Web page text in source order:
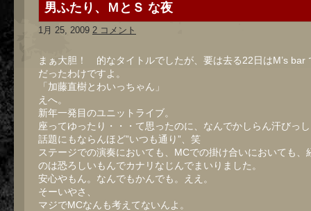
男ふたり、ＭとＳ な夜
1月 25, 2009 2 コメント
まぁ大胆！ 的なタイトルでしたが、要は去る22日はM’s bar
だったわけですよ。
「加藤直樹とわいっちゃん」
えへ。
新年一発目のユニットライブ。
座ってゆったり・・・て思ったのに、なんでかしらん汗びっ
話題にもならんほど”いつも通り”、笑
ステージでの演奏においても、MCでの掛け合いにおいても、
のは恐ろしいもんでカナリなじんでまいりました。
安心やもん。なんでもかんでも。ええ。
そーいやさ、
マジでMCなんも考えてないんよ。